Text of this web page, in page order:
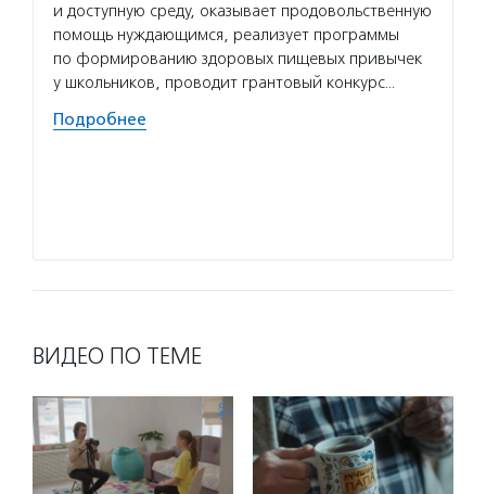
и доступную среду, оказывает продовольственную
помощь нуждающимся, реализует программы
по формированию здоровых пищевых привычек
у школьников, проводит грантовый конкурс…
Подробнее
ВИДЕО ПО ТЕМЕ